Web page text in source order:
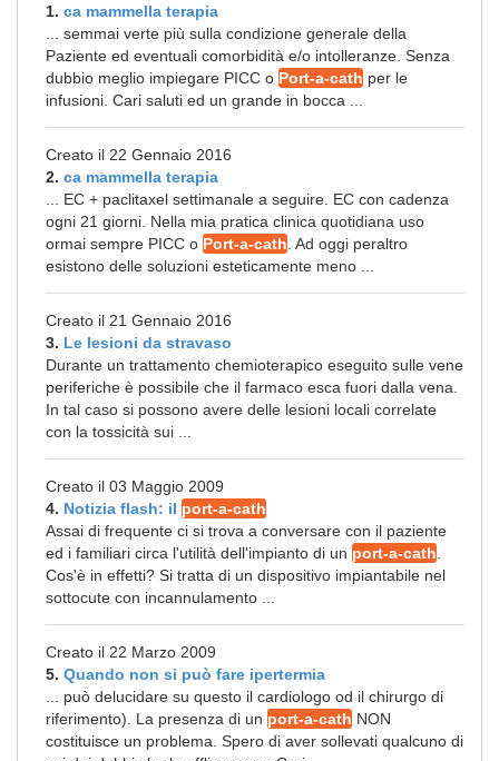
1. ca mammella terapia
... semmai verte più sulla condizione generale della
Paziente ed eventuali comorbidità e/o intolleranze. Senza
dubbio meglio impiegare PICC o Port-a-cath per le
infusioni. Cari saluti ed un grande in bocca ...
Creato il 22 Gennaio 2016
2. ca mammella terapia
... EC + paclitaxel settimanale a seguire. EC con cadenza
ogni 21 giorni. Nella mia pratica clinica quotidiana uso
ormai sempre PICC o Port-a-cath . Ad oggi peraltro
esistono delle soluzioni esteticamente meno ...
Creato il 21 Gennaio 2016
3. Le lesioni da stravaso
Durante un trattamento chemioterapico eseguito sulle vene
periferiche è possibile che il farmaco esca fuori dalla vena.
In tal caso si possono avere delle lesioni locali correlate
con la tossicità sui ...
Creato il 03 Maggio 2009
4. Notizia flash: il port-a-cath
Assai di frequente ci si trova a conversare con il paziente
ed i familiari circa l'utilità dell'impianto di un port-a-cath
Cos'è in effetti? Si tratta di un dispositivo impiantabile nel
sottocute con incannulamento ...
Creato il 22 Marzo 2009
5. Quando non si può fare ipertermia
... può delucidare su questo il cardiologo od il chirurgo di
riferimento). La presenza di un port-a-cath NON
costituisce un problema. Spero di aver sollevati qualcuno di